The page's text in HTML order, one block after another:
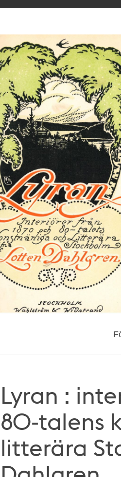
Lyran :
80-talens
litterära